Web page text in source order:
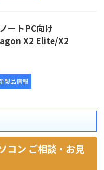
ートPC向け
X2 Elite/X2
製品情報
コン ご相談・お見